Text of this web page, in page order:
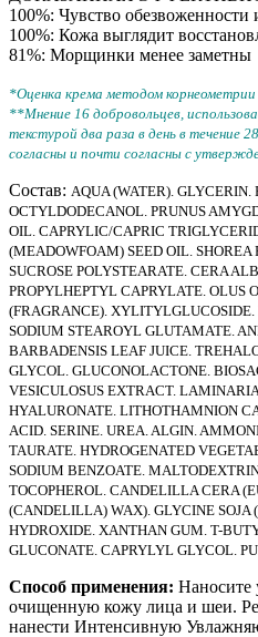
100%: Чувство обезвоженности
100%: Кожа выглядит
81%: Морщинки менее заметны
*Оценка крема методом корнеометрии
**Мнение 16 добровольцев,
текстурой два раза в день в течение
согласны и почти согласны с
Состав: AQUA (WATER). GLYCERIN.
OCTYLDODECANOL. PRUNUS
OIL. CAPRYLIC/CAPRIC
(MEADOWFOAM) SEED OIL. SHOREA
SUCROSE POLYSTEARATE. CERA
PROPYLHEPTYL CAPRYLATE. OLUS
(FRAGRANCE). XYLITYLGLUCOSIDE.
SODIUM STEAROYL GLUTAMATE.
BARBADENSIS LEAF JUICE.
GLYCOL. GLUCONOLACTONE.
VESICULOSUS EXTRACT.
HYALURONATE. LITHOTHAMNION
ACID. SERINE. UREA. ALGIN.
TAURATE. HYDROGENATED
SODIUM BENZOATE.
TOCOPHEROL. CANDELILLA CERA
(CANDELILLA) WAX). GLYCINE SOJA
HYDROXIDE. XANTHAN GUM. T-
GLUCONATE. CAPRYLYL GLYCOL.
Способ применения: Наносите
очищенную кожу лица и шеи.
нанести Интенсивную